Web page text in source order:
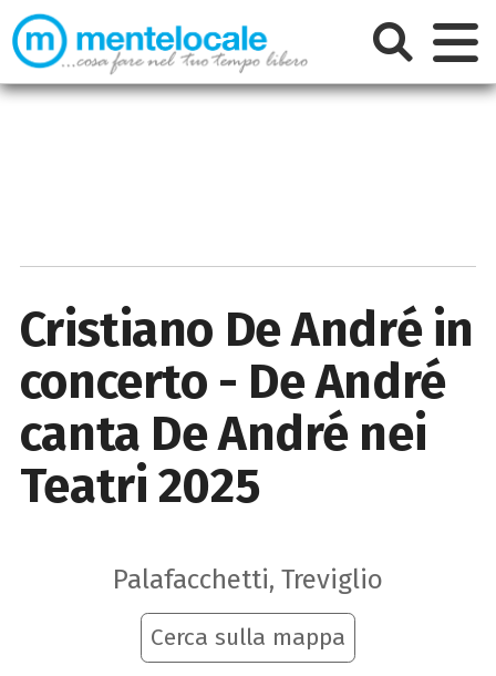
Cristiano De André in
concerto - De André
canta De André nei
Teatri 2025
Palafacchetti, Treviglio
Cerca sulla mappa